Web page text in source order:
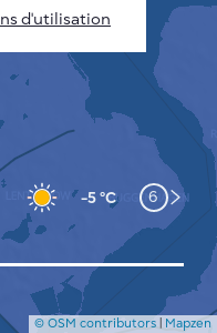
-5 °C 6
D'UTILISATION
© OSM contributors | Mapzen
d'utilisation